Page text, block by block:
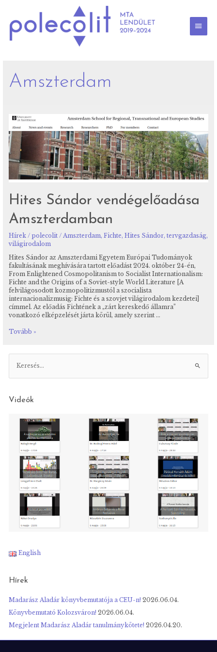
content
Amszterdam
Hites Sándor vendégelőadása
Amszterdamban
Hírek / polecolit / Amszterdam,Fichte,Hites Sándor,tervgazdaság,
világirodalom
Hites Sándor az Amszterdami Egyetem Európai Tudományok
fakultásának meghívására tartott előadást 2024. október 24-én,
From Enlightened Cosmopolitanism to Socialist Internationalism:
Fichte and the Origins of a Soviet-style World Literature [A
felvilágosodott kozmopolitizmustól a szocialista
internacionalizmusig: Fichte és a szovjet világirodalom kezdetei]
címmel. Az előadás Fichtének a „zárt kereskedő államra”
vonatkozó elképzelését járta körül, amely szerint …
Hites
Amszterdamban
Tovább »
r
s
Videók
English
Hírek
Madarász Aladár könyvbemutatója a CEU-n! 2026.06.04.
Könyvbemutató Kolozsváron! 2026.06.04.
Megjelent Madarász Aladár tanulmánykötete! 2026.04.20.